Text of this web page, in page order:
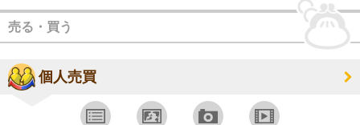
売る・買う
個人売買